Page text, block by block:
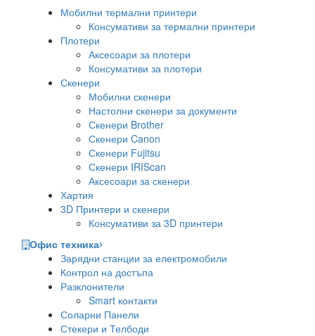
Мобилни термални принтери
Консумативи за термални принтери
Плотери
Аксесоари за плотери
Консумативи за плотери
Скенери
Мобилни скенери
Настолни скенери за документи
Скенери Brother
Скенери Canon
Скенери Fujitsu
Скенери IRIScan
Аксесоари за скенери
Хартия
3D Принтери и скенери
Консумативи за 3D принтери
Офис техника
Зарядни станции за електромобили
Контрол на достъпа
Разклонители
Smart контакти
Соларни Панели
Стекери и Телбоди